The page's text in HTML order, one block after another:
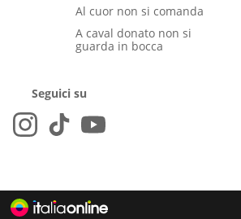
Al cuor non si comanda
A caval donato non si
guarda in bocca
Seguici su